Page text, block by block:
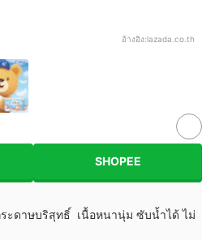
อ้างอิง:lazada.co.th
SHOPEE
ระดาษบริสุทธิ์ เนื้อหนานุ่ม ซับน้ำได้ ไม่